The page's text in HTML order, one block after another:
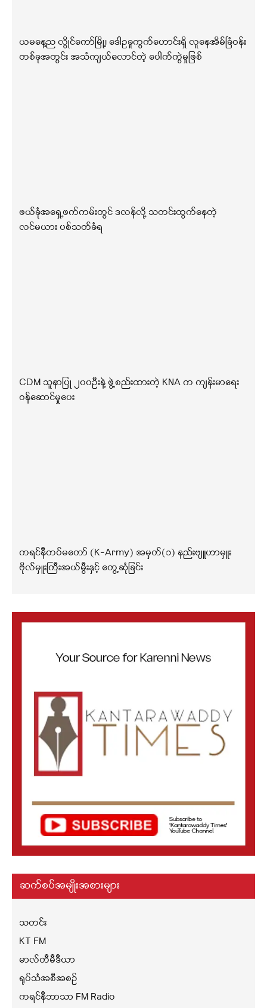
ယမနေ့ည လွိုင်ကော်မြို့၊ ဒေါဥခူကွက်ဟောင်းရှိ လူနေအိမ်ခြံဝန်း
တစ်ခုအတွင်း အသံကျယ်လောင်တဲ့ ပေါက်ကွဲမှုဖြစ်
ဖယ်ခုံအရှေ့ဖက်ကမ်းတွင် ဒလန်လို့ သတင်းထွက်နေတဲ့
လင်မယား ပစ်သတ်ခံရ
CDM သူနာပြု ၂၀၀ဦးနဲ့ ဖွဲ့စည်းထားတဲ့ KNA က ကျန်းမာရေး
ဝန်ဆောင်မှုပေး
ကရင်နီတပ်မတော် (K-Army) အမှတ်(၁) နည်းဗျူဟာမှူး
ဗိုလ်မှူးကြီးအယ်မွီးနှင့် တွေ့ဆုံခြင်း
ဆက်စပ်အမျိုးအစားများ
သတင်း
KT FM
မာလ်တီမီဒီယာ
ရုပ်သံအစီအစဉ်
ကရင်နီဘာသာ FM Radio